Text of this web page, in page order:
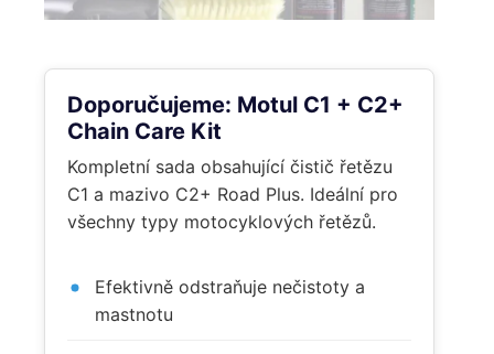
Doporučujeme: Motul C1 + C2+
Chain Care Kit
Kompletní sada obsahující čistič řetězu
C1 a mazivo C2+ Road Plus. Ideální pro
všechny typy motocyklových řetězů.
Efektivně odstraňuje nečistoty a
mastnotu